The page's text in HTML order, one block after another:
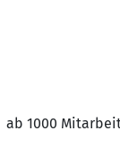
ab 1000